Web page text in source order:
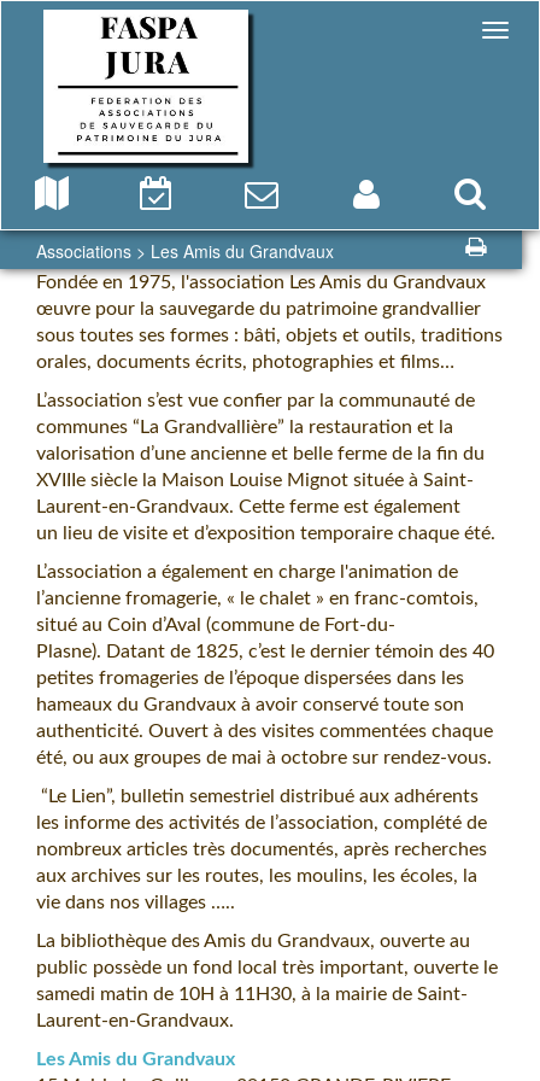
Associations > Les Amis du Grandvaux
Fondée en 1975, l'association Les Amis du Grandvaux
œuvre pour la sauvegarde du patrimoine grandvallier
sous toutes ses formes : bâti, objets et outils, traditions
orales, documents écrits, photographies et films…
L’association s’est vue confier par la communauté de
communes “La Grandvallière” la restauration et la
valorisation d’une ancienne et belle ferme de la fin du
XVIIIe siècle la Maison Louise Mignot située à Saint-
Laurent-en-Grandvaux. Cette ferme est également
un lieu de visite et d’exposition temporaire chaque été.
L’association a également en charge l'animation de
l’ancienne fromagerie, « le chalet » en franc-comtois,
situé au Coin d’Aval (commune de Fort-du-
Plasne). Datant de 1825, c’est le dernier témoin des 40
petites fromageries de l’époque dispersées dans les
hameaux du Grandvaux à avoir conservé toute son
authenticité. Ouvert à des visites commentées chaque
été, ou aux groupes de mai à octobre sur rendez-vous.
“Le Lien”, bulletin semestriel distribué aux adhérents
les informe des activités de l’association, complété de
nombreux articles très documentés, après recherches
aux archives sur les routes, les moulins, les écoles, la
vie dans nos villages …..
La bibliothèque des Amis du Grandvaux, ouverte au
public possède un fond local très important, ouverte le
samedi matin de 10H à 11H30, à la mairie de Saint-
Laurent-en-Grandvaux.
Les Amis du Grandvaux